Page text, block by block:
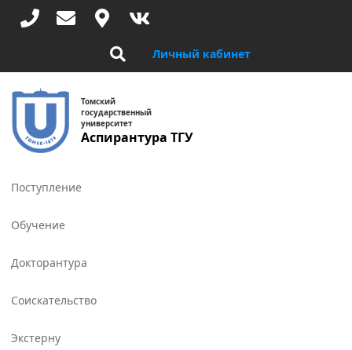
Перейти
Личный кабинет
Томский
государственный
университет
Аспирантура ТГУ
Поступление
Обучение
Докторантура
Соискательство
Экстерну